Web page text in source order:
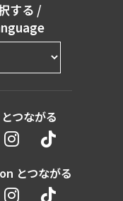
する /
つながる
とつながる